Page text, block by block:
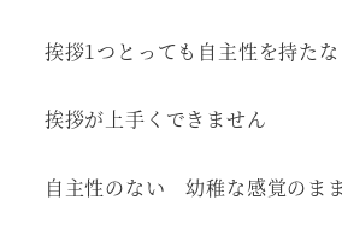
挨拶1つとっても自主性を持た
挨拶が上手くできません
自主性のない 幼稚な感覚のま